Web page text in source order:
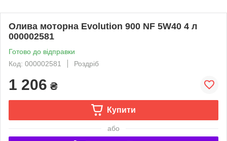
Олива моторна Evolution 900 NF 5W40 4 л
000002581
Готово до відправки
Код: 000002581
Роздріб
1 206 ₴
Купити
або